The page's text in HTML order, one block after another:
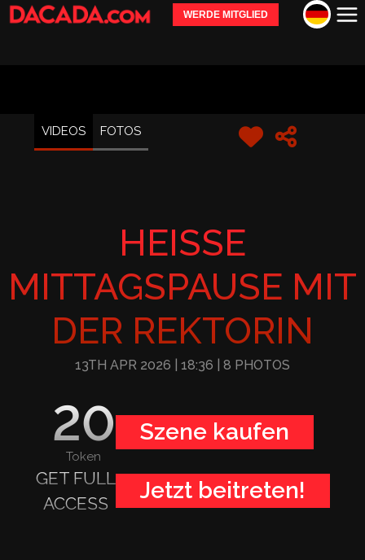
WERDE MITGLIED
VIDEOS FOTOS
HEISSE M
ITTAGSPAUSE MIT D
ER REKTORIN
13TH APR 2026 | 18:36 | 8 PHOTOS
20
Token
Szene kaufen
GET FULL
ACCESS
Jetzt beitreten!